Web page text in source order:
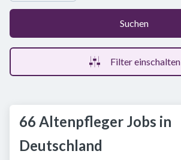
Suchen
Filter einschalten
66 Altenpfleger Jobs in
Deutschland